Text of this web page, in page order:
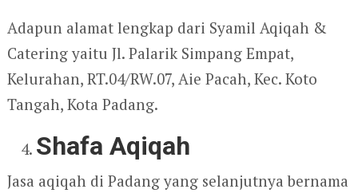
Adapun alamat lengkap dari Syamil Aqiqah &
Catering yaitu Jl. Palarik Simpang Empat,
Kelurahan, RT.04/RW.07, Aie Pacah, Kec. Koto
Tangah, Kota Padang.
Shafa Aqiqah
Jasa aqiqah di Padang yang selanjutnya bernama